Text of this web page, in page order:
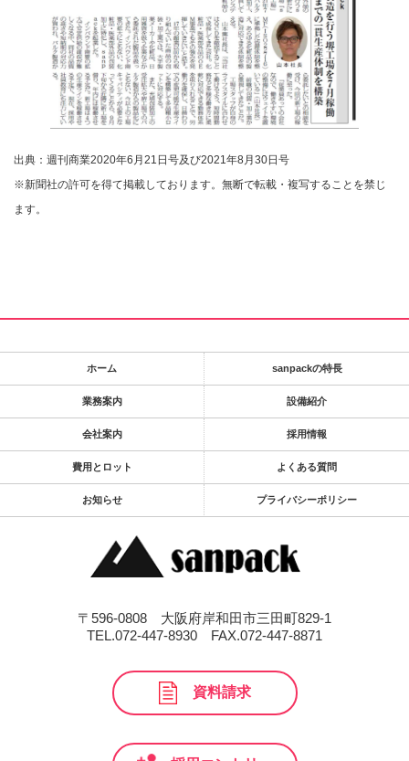
出典：週刊商業2020年6月21日号及び2021年8月30日号
※新聞社の許可を得て掲載しております。無断で転載・複写することを禁じ
ます。
ホーム sanpackの特長
業務案内 設備紹介
会社案内 採用情報
費用とロット よくある質問
お知らせ プライバシーポリシー
〒596-0808 大阪府岸和田市三田町829-1
TEL.072-447-8930
FAX.072-447-8871
資料請求